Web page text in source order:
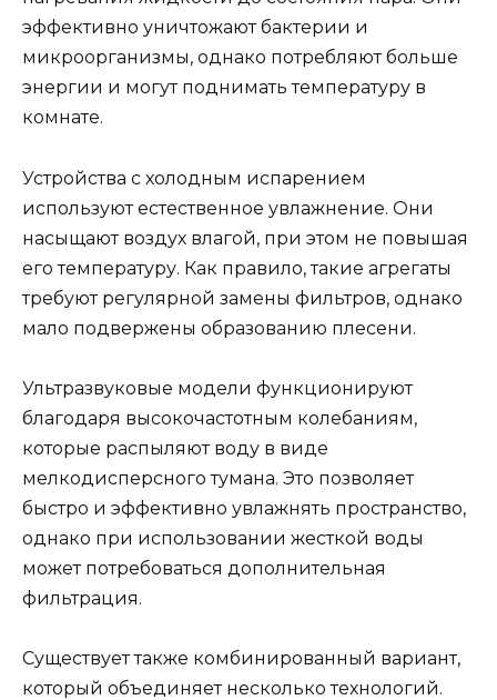
эффективно уничтожают бактерии и
микроорганизмы, однако потребляют больше
энергии и могут поднимать температуру в
комнате.
Устройства с холодным испарением
используют естественное увлажнение. Они
насыщают воздух влагой, при этом не повышая
его температуру. Как правило, такие агрегаты
требуют регулярной замены фильтров, однако
мало подвержены образованию плесени.
Ультразвуковые модели функционируют
благодаря высокочастотным колебаниям,
которые распыляют воду в виде
мелкодисперсного тумана. Это позволяет
быстро и эффективно увлажнять пространство,
однако при использовании жесткой воды
может потребоваться дополнительная
фильтрация.
Существует также комбинированный вариант,
который объединяет несколько технологий.